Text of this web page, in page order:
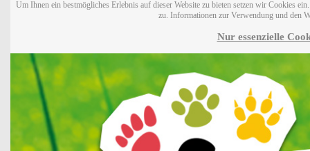
Um Ihnen ein bestmögliches Erlebnis auf dieser Website zu bieten setzen wir Cookies
zu. Informationen zur Verwendung und den
Nur essenzielle